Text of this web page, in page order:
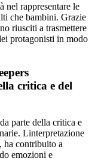
nel rappresentare le
che bambini. Grazie
riusciti a trasmettere
protagonisti in modo
critica e del
parte della critica e
Linterpretazione
ha contribuito a
emozioni e